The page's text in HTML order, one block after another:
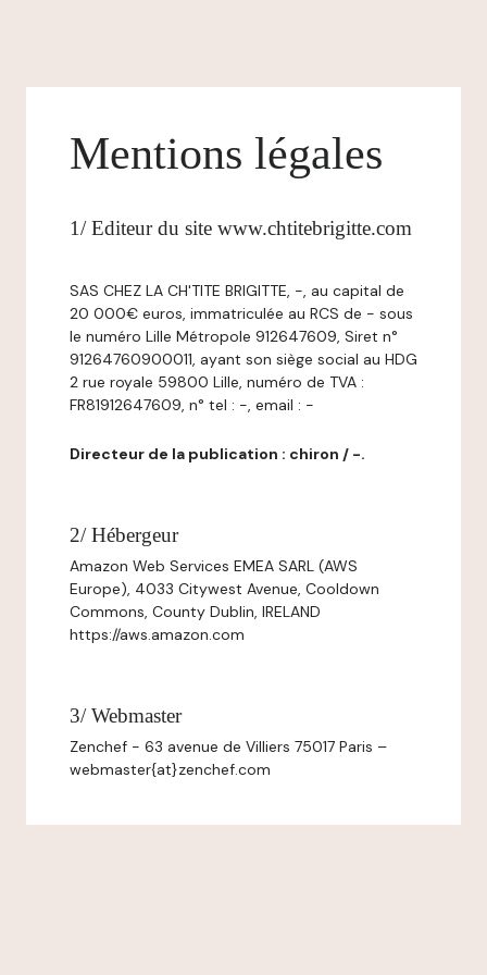
Mentions légales
1/ Editeur du site www.chtitebrigitte.com
SAS CHEZ LA CH'TITE BRIGITTE, -, au capital de
20 000€ euros, immatriculée au RCS de - sous
le numéro Lille Métropole 912647609, Siret n°
91264760900011, ayant son siège social au HDG
2 rue royale 59800 Lille, numéro de TVA :
FR81912647609, n° tel : -, email : -
Directeur de la publication : chiron / -.
2/ Hébergeur
Amazon Web Services EMEA SARL (AWS
Europe), 4033 Citywest Avenue, Cooldown
Commons, County Dublin, IRELAND
https://aws.amazon.com
3/ Webmaster
Zenchef - 63 avenue de Villiers 75017 Paris –
webmaster{at}zenchef.com